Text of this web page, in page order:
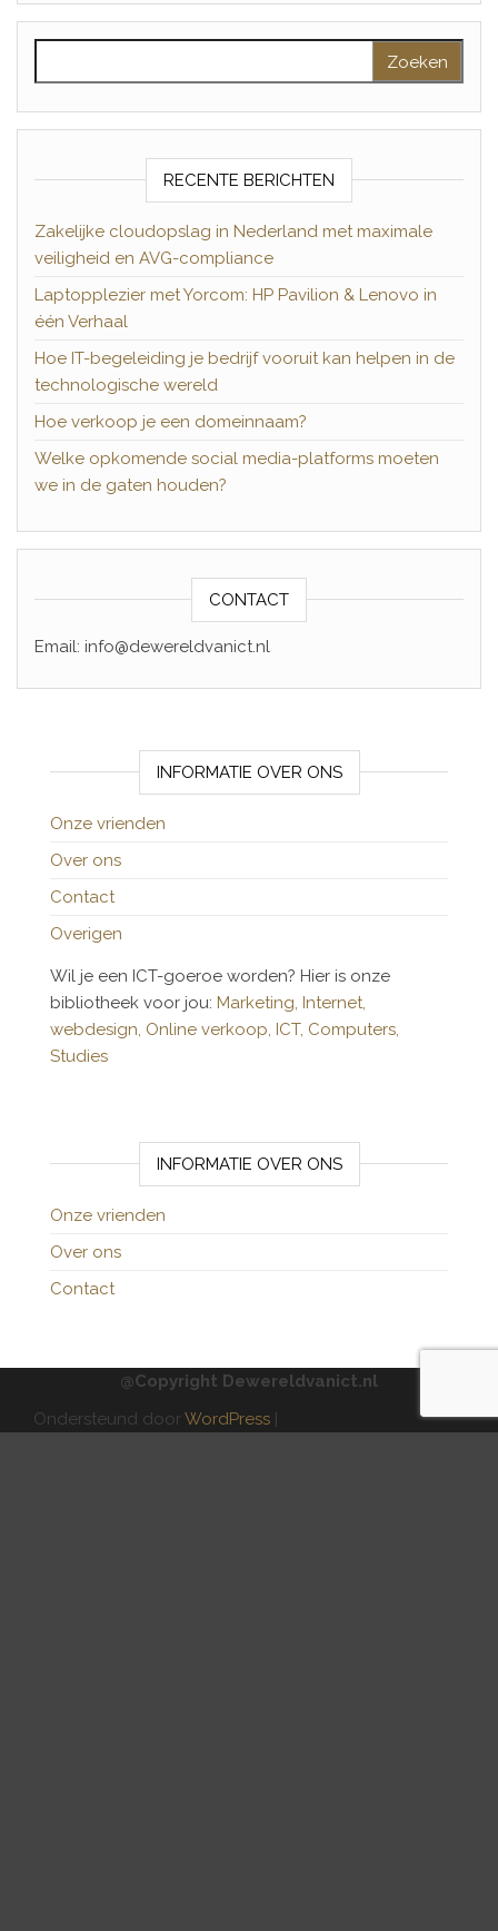
RECENTE BERICHTEN
Zakelijke cloudopslag in Nederland met maximale
veiligheid en AVG-compliance
Laptopplezier met Yorcom: HP Pavilion & Lenovo in
één Verhaal
Hoe IT-begeleiding je bedrijf vooruit kan helpen in de
technologische wereld
Hoe verkoop je een domeinnaam?
Welke opkomende social media-platforms moeten
we in de gaten houden?
CONTACT
Email: info@dewereldvanict.nl
INFORMATIE OVER ONS
Onze vrienden
Over ons
Contact
Overigen
Wil je een ICT-goeroe worden? Hier is onze
bibliotheek voor jou: Marketing, Internet,
webdesign, Online verkoop, ICT, Computers,
Studies
INFORMATIE OVER ONS
Onze vrienden
Over ons
Contact
@Copyright Dewereldvanict.nl
Ondersteund doorWordPress